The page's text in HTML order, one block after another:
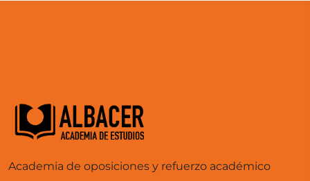
Academia de oposiciones y refuerzo académico